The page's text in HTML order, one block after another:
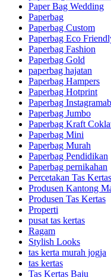
Paper Bag Wedding
Paperbag
Paperbag Custom
Paperbag Eco
Paperbag Fashion
Paperbag Gold
paperbag hajatan
Paperbag Hampers
Paperbag Hotprint
Paperbag
Paperbag Jumbo
Paperbag Kraft
Paperbag Mini
Paperbag Murah
Paperbag Pendidikan
Paperbag pernikahan
Percetakan Tas
Produsen Kantong
Produsen Tas Kertas
Properti
pusat tas kertas
Ragam
Stylish Looks
tas kerta murah jogja
tas kertas
Tas Kertas Baju